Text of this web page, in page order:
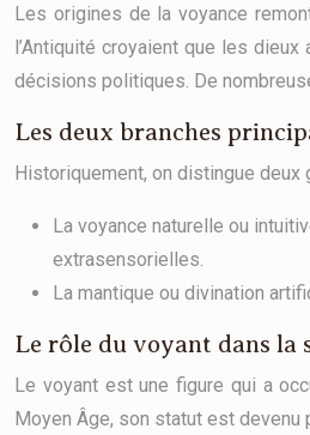
Les origines de la voyance
l’Antiquité croyaient que les
décisions politiques. De
Les deux branches
Historiquement, on distingue deux
La voyance naturelle ou
extrasensorielles.
La mantique ou divination
Le rôle du voyant dans la
Le voyant est une figure qui a
Moyen Âge, son statut est